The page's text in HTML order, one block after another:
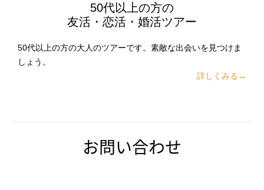
50代以上の方の
友活・恋活・婚活ツアー
50代以上の方の大人のツアーです。素敵な出会いを見つけま
しょう。
詳しくみる→
お問い合わせ